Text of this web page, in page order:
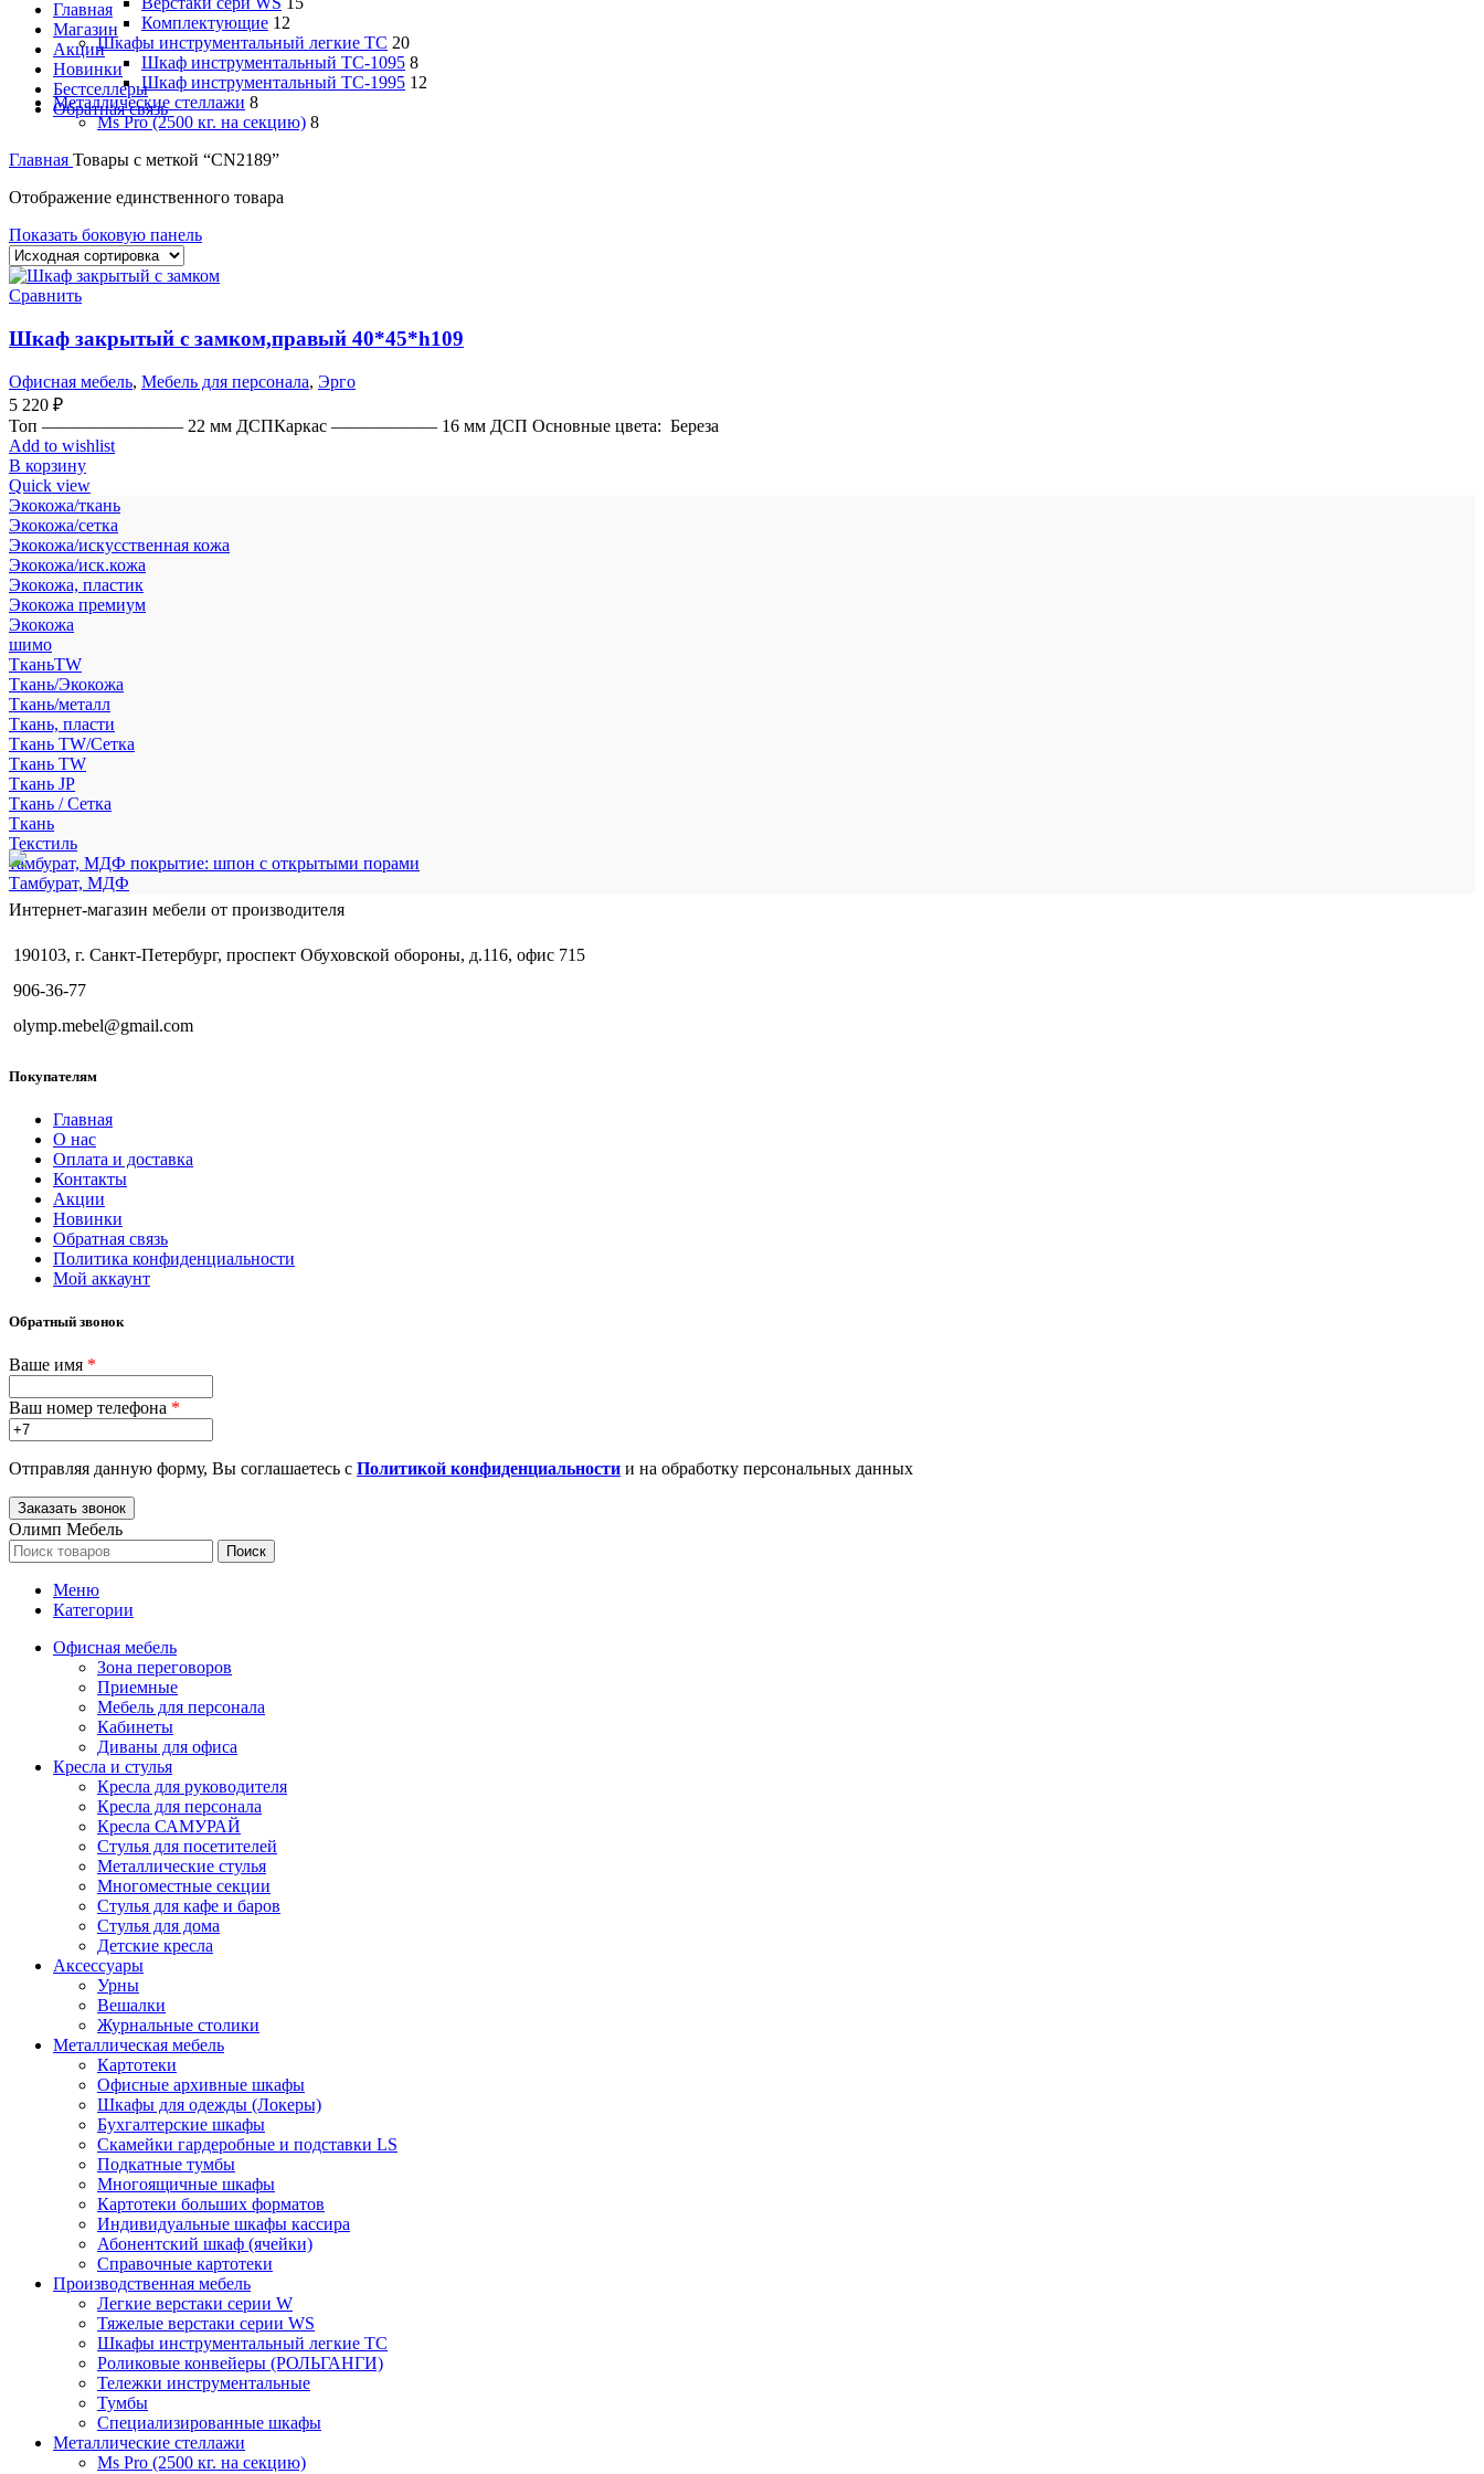
Главная
Магазин
Акции
Новинки
Бестселлеры
Обратная связь
Комплектующие 12
Шкафы инструментальный легкие ТС 20
Шкаф инструментальный TC-1095 8
Шкаф инструментальный TC-1995 12
Металлические стеллажи 8
Ms Pro (2500 кг. на секцию) 8
Главная Товары с меткой “CN2189”
Отображение единственного товара
Показать боковую панель
Сравнить
Шкаф закрытый с замком,правый 40*45*h109
Офисная мебель, Мебель для персонала, Эрго
5 220 ₽
Топ ———————— 22 мм ДСПКаркас —————— 16 мм ДСП Основные цвета: Береза
Add to wishlist
В корзину
Quick view
Экокожа/ткань
Экокожа/сетка
Экокожа/искусственная кожа
Экокожа/иск.кожа
Экокожа, пластик
Экокожа премиум
Экокожа
шимо
ТканьTW
Ткань/Экокожа
Ткань/металл
Ткань, пласти
Ткань TW/Сетка
Ткань TW
Ткань JP
Ткань / Сетка
Ткань
Текстиль
тамбурат, МДФ покрытие: шпон с открытыми порами
Тамбурат, МДФ
Интернет-магазин мебели от производителя
190103, г. Санкт-Петербург, проспект Обуховской обороны, д.116, офис 715
906-36-77
olymp.mebel@gmail.com
Покупателям
Главная
О нас
Оплата и доставка
Контакты
Акции
Новинки
Обратная связь
Политика конфиденциальности
Мой аккаунт
Обратный звонок
Ваше имя *
Ваш номер телефона *
Отправляя данную форму, Вы соглашаетесь с Политикой конфиденциальности и на обработку персональных данных
Олимп Мебель
Поиск
Меню
Категории
Офисная мебель
Зона переговоров
Приемные
Мебель для персонала
Кабинеты
Диваны для офиса
Кресла и стулья
Кресла для руководителя
Кресла для персонала
Кресла САМУРАЙ
Стулья для посетителей
Металлические стулья
Многоместные секции
Стулья для кафе и баров
Стулья для дома
Детские кресла
Аксессуары
Урны
Вешалки
Журнальные столики
Металлическая мебель
Картотеки
Офисные архивные шкафы
Шкафы для одежды (Локеры)
Бухгалтерские шкафы
Скамейки гардеробные и подставки LS
Подкатные тумбы
Многоящичные шкафы
Картотеки больших форматов
Индивидуальные шкафы кассира
Абонентский шкаф (ячейки)
Справочные картотеки
Производственная мебель
Легкие верстаки серии W
Тяжелые верстаки серии WS
Шкафы инструментальный легкие ТС
Роликовые конвейеры (РОЛЬГАНГИ)
Тележки инструментальные
Тумбы
Специализированные шкафы
Металлические стеллажи
Ms Pro (2500 кг. на секцию)